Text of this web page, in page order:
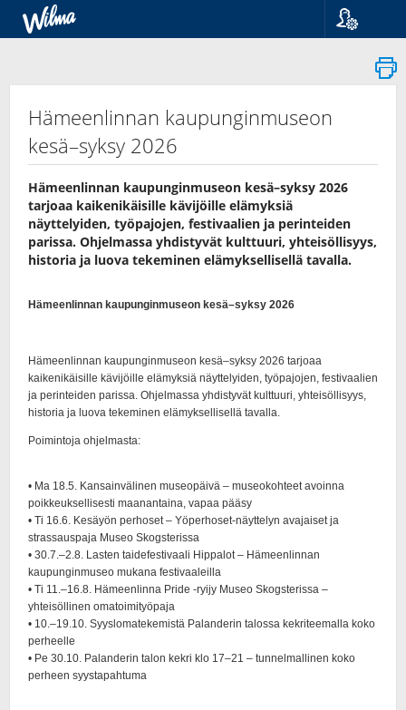
Suomi
Svenska
Hämeenlinnan kaupunginmuseon
kesä–syksy 2026
Hämeenlinnan kaupunginmuseon kesä–syksy 2026
tarjoaa kaikenikäisille kävijöille elämyksiä
näyttelyiden, työpajojen, festivaalien ja perinteiden
parissa. Ohjelmassa yhdistyvät kulttuuri, yhteisöllisyys,
historia ja luova tekeminen elämyksellisellä tavalla.